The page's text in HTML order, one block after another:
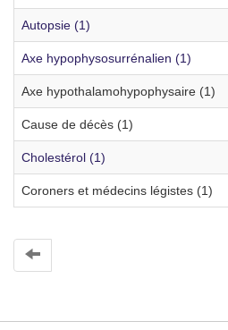
Autopsie (1)
Axe hypophysosurrénalien (1)
Axe hypothalamohypophysaire (1)
Cause de décès (1)
Cholestérol (1)
Coroners et médecins légistes (1)